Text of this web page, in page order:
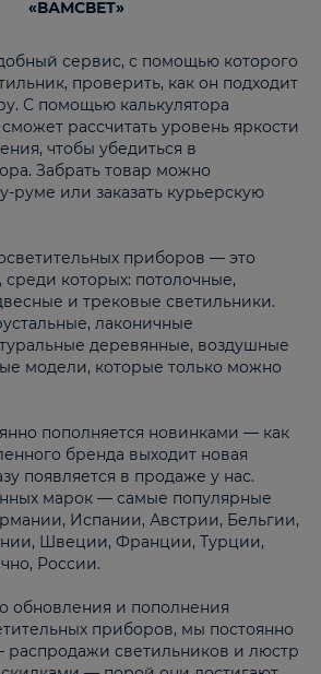
«ВАМСВЕТ»
сервис, с помощью которого
проверить, как он подходит
С помощью калькулятора
рассчитать уровень яркости
чтобы убедиться в
Забрать товар можно
руме или заказать курьерскую
приборов — это
среди которых: потолочные,
и трековые светильники.
лаконичные
деревянные, воздушные
модели, которые только можно
пополняется новинками — как
бренда выходит новая
появляется в продаже у нас.
марок — самые популярные
Испании, Австрии, Бельгии,
Швеции, Франции, Турции,
России.
обновления и пополнения
приборов, мы постоянно
светильников и люстр